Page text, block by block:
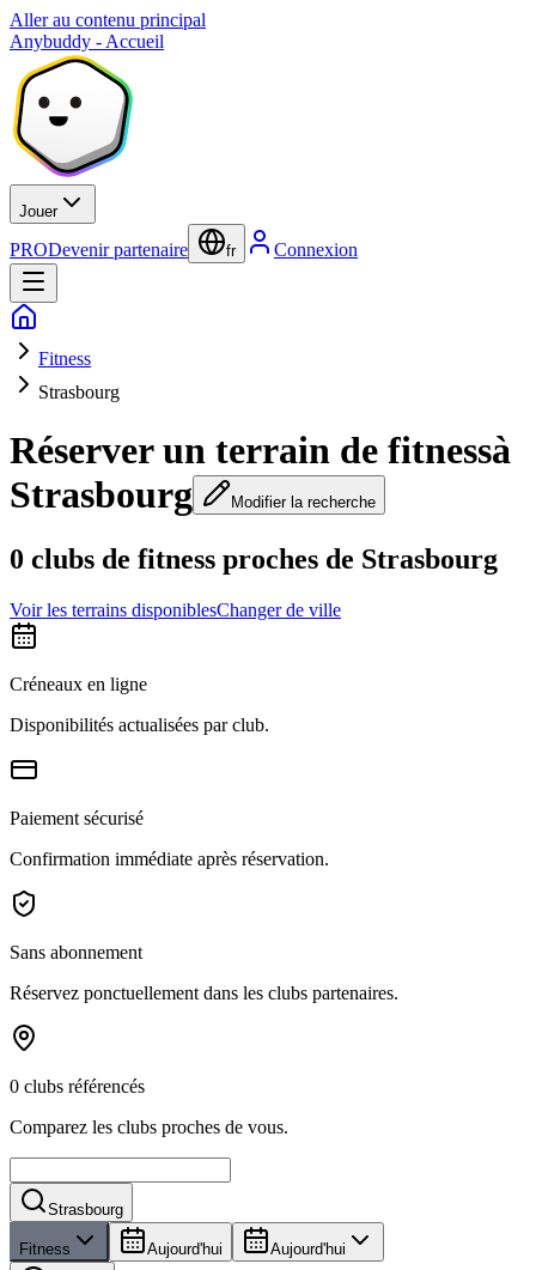
Aller au contenu principal
Anybuddy - Accueil
Jouer
PRODevenir partenaire fr Connexion
Fitness
Strasbourg
Réserver un terrain de fitnessà
Strasbourg
Modifier la recherche
0 clubs de fitness proches de Strasbourg
Voir les terrains disponiblesChanger de ville
Créneaux en ligne
Disponibilités actualisées par club.
Paiement sécurisé
Confirmation immédiate après réservation.
Sans abonnement
Réservez ponctuellement dans les clubs partenaires.
0 clubs référencés
Comparez les clubs proches de vous.
Strasbourg
Fitness Aujourd'hui Aujourd'hui